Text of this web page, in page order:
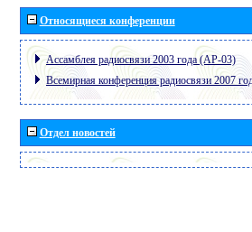
Относящиеся конференции
Ассамблея радиосвязи 2003 года (АР-03)
Всемирная конференция радиосвязи 2007
Отдел новостей